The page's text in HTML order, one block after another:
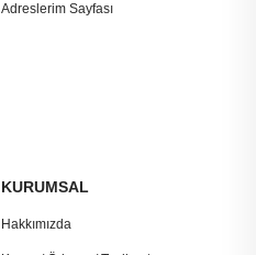
Adreslerim Sayfası
KURUMSAL
Hakkımızda